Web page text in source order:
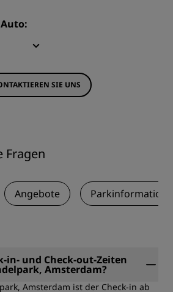
SIE UNS
Fragen
Angebote
in- und Check-out-Zeiten
Amsterdam?
Amsterdam ist der Check-in ab